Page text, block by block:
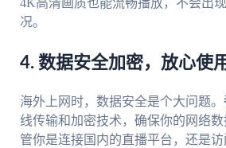
4K高清画质也能流畅播放，不会出
况。
4. 数据安全加密，放心使
海外上网时，数据安全是个大问题。
线传输和加密技术，确保你的网络
管你是连接国内的直播平台，还是访